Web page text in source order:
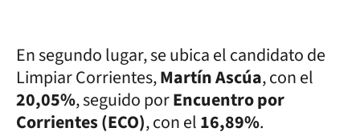
En segundo lugar, se ubica el candidato de
Limpiar Corrientes,Martín Ascúa, con el
20,05%, seguido porEncuentro por
Corrientes (ECO), con el16,89%.